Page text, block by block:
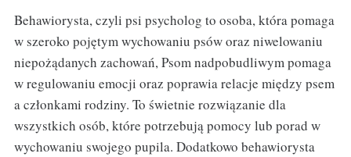
Behawiorysta, czyli psi psycholog to osoba, która pomaga
w szeroko pojętym wychowaniu psów oraz niwelowaniu
niepożądanych zachowań, Psom nadpobudliwym pomaga
w regulowaniu emocji oraz poprawia relacje między psem
a członkami rodziny. To świetnie rozwiązanie dla
wszystkich osób, które potrzebują pomocy lub porad w
wychowaniu swojego pupila. Dodatkowo behawiorysta